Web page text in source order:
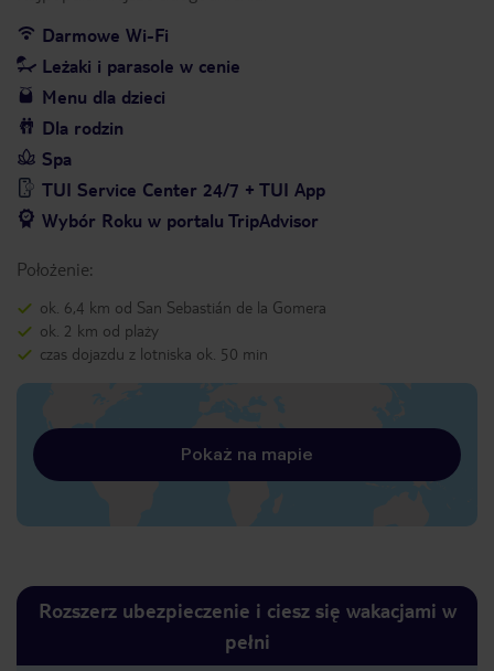
Darmowe Wi-Fi
Leżaki i parasole w cenie
Menu dla dzieci
Dla rodzin
Spa
TUI Service Center 24/7 + TUI App
Wybór Roku w portalu TripAdvisor
Położenie:
ok. 6,4 km od San Sebastián de la Gomera
ok. 2 km od plaży
czas dojazdu z lotniska ok. 50 min
Pokaż na mapie
Rozszerz ubezpieczenie i ciesz się wakacjami w
pełni